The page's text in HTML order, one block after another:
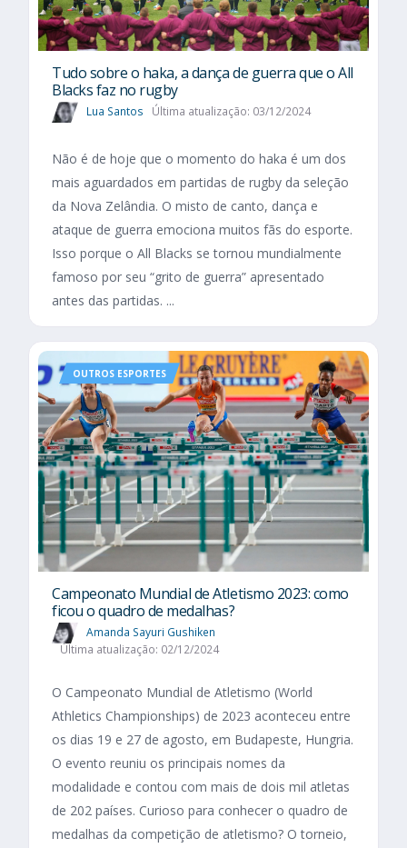
Tudo sobre o haka, a dança de guerra que o All
Blacks faz no rugby
Lua Santos Última atualização: 03/12/2024
Não é de hoje que o momento do haka é um dos
mais aguardados em partidas de rugby da seleção
da Nova Zelândia. O misto de canto, dança e
ataque de guerra emociona muitos fãs do esporte.
Isso porque o All Blacks se tornou mundialmente
famoso por seu “grito de guerra” apresentado
antes das partidas. ...
OUTROS ESPORTES
Campeonato Mundial de Atletismo 2023: como
ficou o quadro de medalhas?
Amanda Sayuri Gushiken
Última atualização: 02/12/2024
O Campeonato Mundial de Atletismo (World
Athletics Championships) de 2023 aconteceu entre
os dias 19 e 27 de agosto, em Budapeste, Hungria.
O evento reuniu os principais nomes da
modalidade e contou com mais de dois mil atletas
de 202 países. Curioso para conhecer o quadro de
medalhas da competição de atletismo? O torneio,